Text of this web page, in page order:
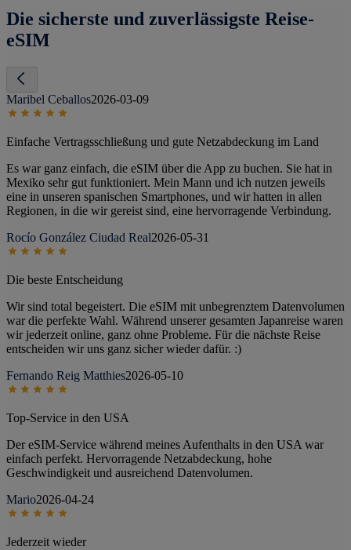
Die sicherste und zuverlässigste Reise-
eSIM
Maribel Ceballos2026-03-09
Einfache Vertragsschließung und gute Netzabdeckung im Land
Es war ganz einfach, die eSIM über die App zu buchen. Sie hat in
Mexiko sehr gut funktioniert. Mein Mann und ich nutzen jeweils
eine in unseren spanischen Smartphones, und wir hatten in allen
Regionen, in die wir gereist sind, eine hervorragende Verbindung.
Rocío González Ciudad Real2026-05-31
Die beste Entscheidung
Wir sind total begeistert. Die eSIM mit unbegrenztem Datenvolumen
war die perfekte Wahl. Während unserer gesamten Japanreise waren
wir jederzeit online, ganz ohne Probleme. Für die nächste Reise
entscheiden wir uns ganz sicher wieder dafür. :)
Fernando Reig Matthies2026-05-10
Top-Service in den USA
Der eSIM-Service während meines Aufenthalts in den USA war
einfach perfekt. Hervorragende Netzabdeckung, hohe
Geschwindigkeit und ausreichend Datenvolumen.
Mario2026-04-24
Jederzeit wieder